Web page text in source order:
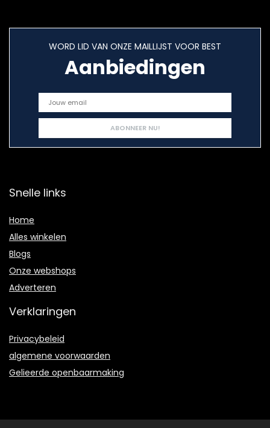
WORD LID VAN ONZE MAILLIJST VOOR BEST
Aanbiedingen
Snelle links
Home
Alles winkelen
Blogs
Onze webshops
Adverteren
Verklaringen
Privacybeleid
algemene voorwaarden
Gelieerde openbaarmaking